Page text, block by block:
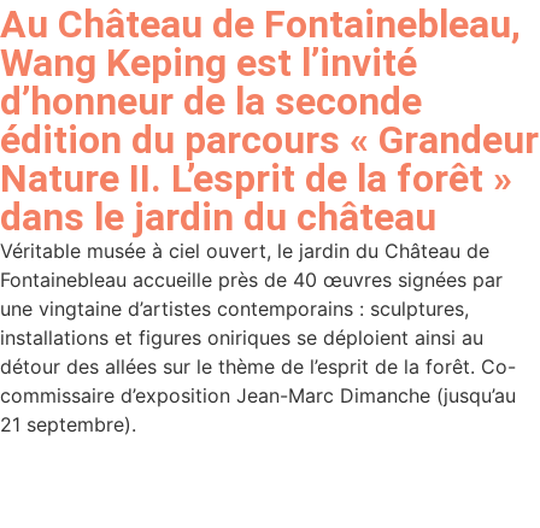
Au Château de Fontainebleau,
Wang Keping est l’invité
d’honneur de la seconde
édition du parcours « Grandeur
Nature II. L’esprit de la forêt »
dans le jardin du château
Véritable musée à ciel ouvert, le jardin du Château de
Fontainebleau accueille près de 40 œuvres signées par
une vingtaine d’artistes contemporains : sculptures,
installations et figures oniriques se déploient ainsi au
détour des allées sur le thème de l’esprit de la forêt. Co-
commissaire d’exposition Jean-Marc Dimanche (jusqu’au
21 septembre).